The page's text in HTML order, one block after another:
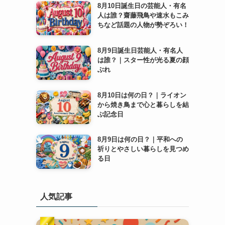
8月10日誕生日の芸能人・有名
人は誰？齋藤飛鳥や速水もこみ
ちなど話題の人物が勢ぞろい！
8月9日誕生日芸能人・有名人
は誰？｜スター性が光る夏の顔
ぶれ
8月10日は何の日？｜ライオン
から焼き鳥まで心と暮らしを結
ぶ記念日
8月9日は何の日？｜平和への
祈りとやさしい暮らしを見つめ
る日
人気記事